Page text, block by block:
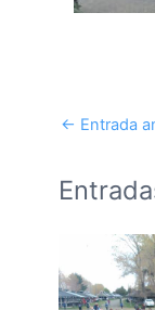
← Entrada